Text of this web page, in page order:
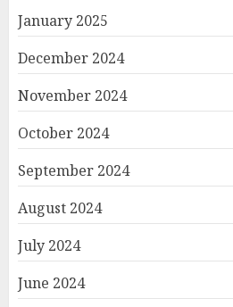
January 2025
December 2024
November 2024
October 2024
September 2024
August 2024
July 2024
June 2024